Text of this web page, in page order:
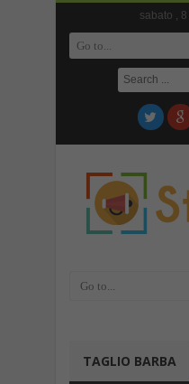
sabato ,
TAGLIO BARBA